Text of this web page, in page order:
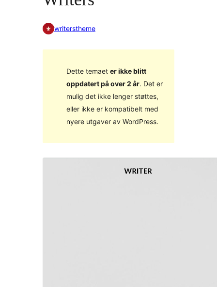
writerstheme
Dette temaet er ikke blitt
oppdatert på over 2 år. Det er
mulig det ikke lenger støttes,
eller ikke er kompatibelt med
nyere utgaver av WordPress.